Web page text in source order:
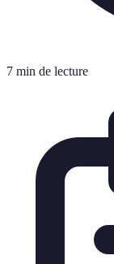
7 min de lecture